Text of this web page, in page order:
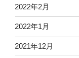
2022年2月
2022年1月
2021年12月